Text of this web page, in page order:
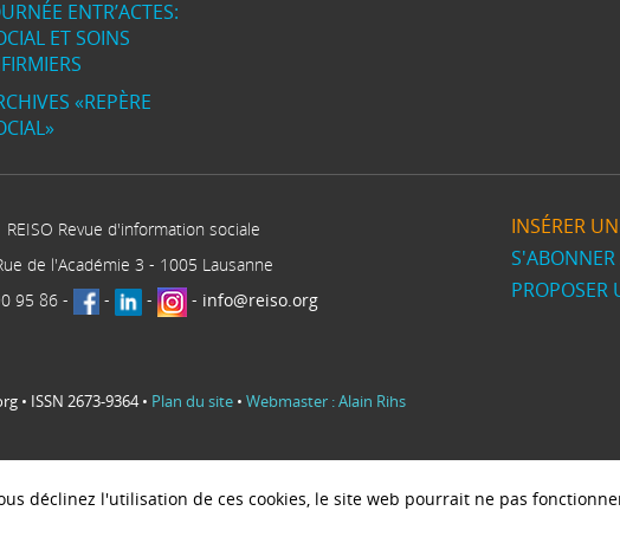
ENTR’ACTES:
ET SOINS
«REPÈRE
REISO Revue d'information sociale
de l'Académie 3 - 1005 Lausanne
95 86 - - - - info@reiso.org
INSÉRER
S'ABONNER
PROPOSER
• ISSN 2673-9364 • Plan du site • Webmaster : Alain Rihs
déclinez l'utilisation de ces cookies, le site web pourrait ne pas